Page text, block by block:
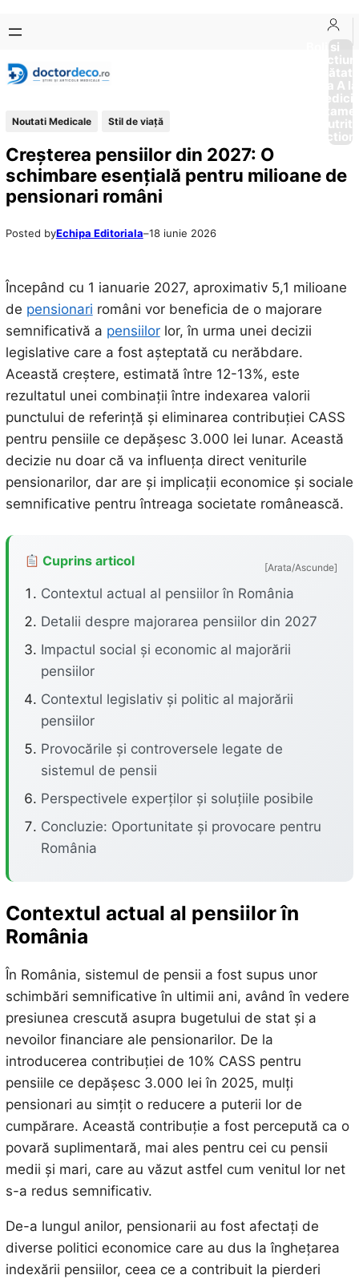
conținut
content
Boli si
Afectiuni
Sănătate
de la A
Noutati Medicale Stil de viaţă
Creșterea pensiilor din 2027: O
schimbare esențială pentru milioane de
pensionari români
Posted byEchipa Editoriala–18 iunie 2026
Începând cu 1 ianuarie 2027, aproximativ 5,1 milioane
de pensionari români vor beneficia de o majorare
semnificativă a pensiilorlor, în urma unei decizii
legislative care a fost așteptată cu nerăbdare.
Această creștere, estimată între 12-13%, este
rezultatul unei combinații între indexarea valorii
punctului de referință și eliminarea contribuției CASS
pentru pensiile ce depășesc 3.000 lei lunar. Această
decizie nu doar că va influența direct veniturile
pensionarilor, dar are și implicații economice și sociale
semnificative pentru întreaga societate românească.
Cuprins articol [Arata/Ascunde]
Contextul actual al pensiilor în România
Detalii despre majorarea pensiilor din 2027
Impactul social și economic al majorării
pensiilor
Contextul legislativ și politic al majorării
pensiilor
Provocările și controversele legate de
sistemul de pensii
Perspectivele experților și soluțiile posibile
Concluzie: Oportunitate și provocare pentru
România
Contextul actual al pensiilor în
România
În România, sistemul de pensii a fost supus unor
schimbări semnificative în ultimii ani, având în vedere
presiunea crescută asupra bugetului de stat și a
nevoilor financiare ale pensionarilor. De la
introducerea contribuției de 10% CASS pentru
pensiile ce depășesc 3.000 lei în 2025, mulți
pensionari au simțit o reducere a puterii lor de
cumpărare. Această contribuție a fost percepută ca o
povară suplimentară, mai ales pentru cei cu pensii
medii și mari, care au văzut astfel cum venitul lor net
s-a redus semnificativ.
De-a lungul anilor, pensionarii au fost afectați de
diverse politici economice care au dus la înghețarea
indexării pensiilor, ceea ce a contribuit la pierderi